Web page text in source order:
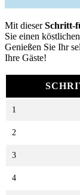
Mit dieserSchritt-
Sie einen
Genießen Sie Ihr
Ihre Gäste!
1
2
3
4